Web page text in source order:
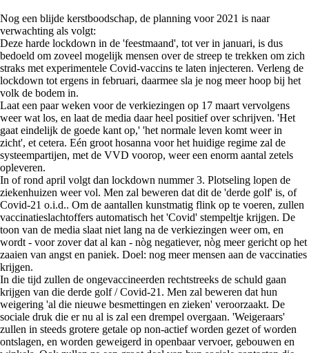
Nog een blijde kerstboodschap, de planning voor 2021 is naar
verwachting als volgt:
Deze harde lockdown in de 'feestmaand', tot ver in januari, is dus
bedoeld om zoveel mogelijk mensen over de streep te trekken om zich
straks met experimentele Covid-vaccins te laten injecteren. Verleng de
lockdown tot ergens in februari, daarmee sla je nog meer hoop bij het
volk de bodem in.
Laat een paar weken voor de verkiezingen op 17 maart vervolgens
weer wat los, en laat de media daar heel positief over schrijven. 'Het
gaat eindelijk de goede kant op,' 'het normale leven komt weer in
zicht', et cetera. Eén groot hosanna voor het huidige regime zal de
systeempartijen, met de VVD voorop, weer een enorm aantal zetels
opleveren.
In of rond april volgt dan lockdown nummer 3. Plotseling lopen de
ziekenhuizen weer vol. Men zal beweren dat dit de 'derde golf' is, of
Covid-21 o.i.d.. Om de aantallen kunstmatig flink op te voeren, zullen
vaccinatieslachtoffers automatisch het 'Covid' stempeltje krijgen. De
toon van de media slaat niet lang na de verkiezingen weer om, en
wordt - voor zover dat al kan - nòg negatiever, nòg meer gericht op het
zaaien van angst en paniek. Doel: nog meer mensen aan de vaccinaties
krijgen.
In die tijd zullen de ongevaccineerden rechtstreeks de schuld gaan
krijgen van die derde golf / Covid-21. Men zal beweren dat hun
weigering 'al die nieuwe besmettingen en zieken' veroorzaakt. De
sociale druk die er nu al is zal een drempel overgaan. 'Weigeraars'
zullen in steeds grotere getale op non-actief worden gezet of worden
ontslagen, en worden geweigerd in openbaar vervoer, gebouwen en